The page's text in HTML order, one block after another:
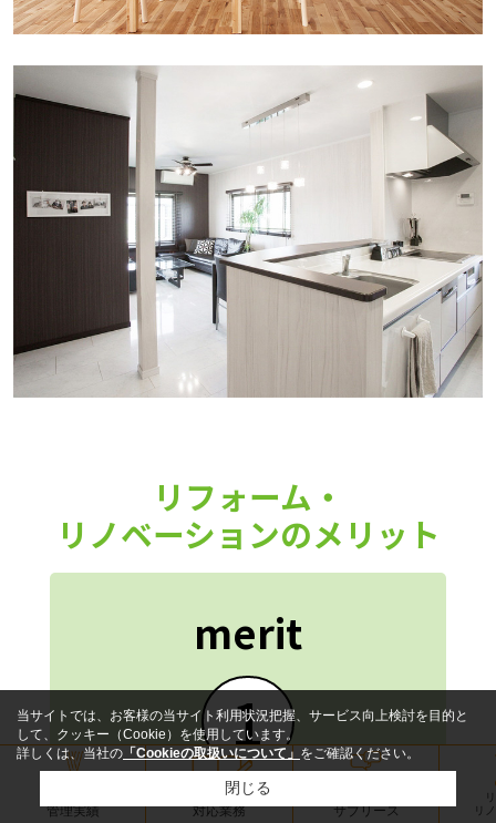
リフォーム・
リノベーションのメリット
merit
1
資産価値UP！
管理実績 対応業務 サブリース
リ
当サイトでは、お客様の当サイト利用状況把握、サービス向上検討を目的と
して、クッキー（Cookie）を使用しています。
詳しくは、当社の 「Cookieの取扱いについて」 をご確認ください。
閉じる